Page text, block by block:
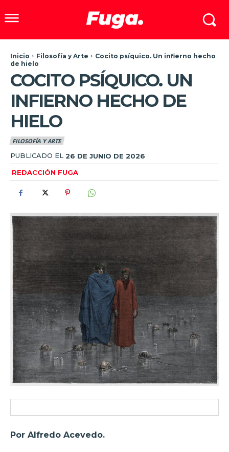
Inicio Filosofía y Arte
Cocito psíquico. Un infierno hecho
de hielo
COCITO PSÍQUICO. UN
INFIERNO HECHO DE
HIELO
FILOSOFÍA Y ARTE
PUBLICADO EL 26 DE JUNIO DE 2026
REDACCIÓN FUGA
Por Alfredo Acevedo.